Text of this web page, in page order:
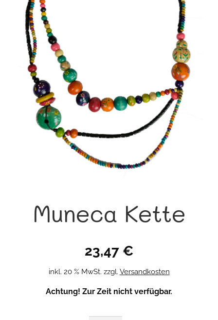
Muneca Kette
23,47 €
inkl. 20 % MwSt. zzgl. Versandkosten
Achtung! Zur Zeit nicht verfügbar.